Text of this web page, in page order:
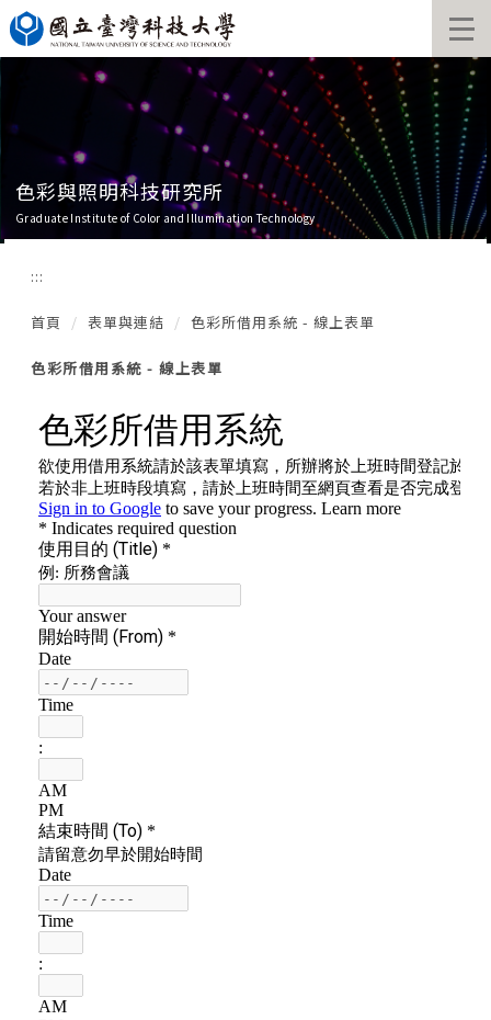
跳
到
主
容
區
色彩與照明科技研究所
Graduate Institute of Color and Illumination Technology
:::
首頁 表單與連結 色彩所借用系統 - 線上表單
色彩所借用系統 - 線上表單